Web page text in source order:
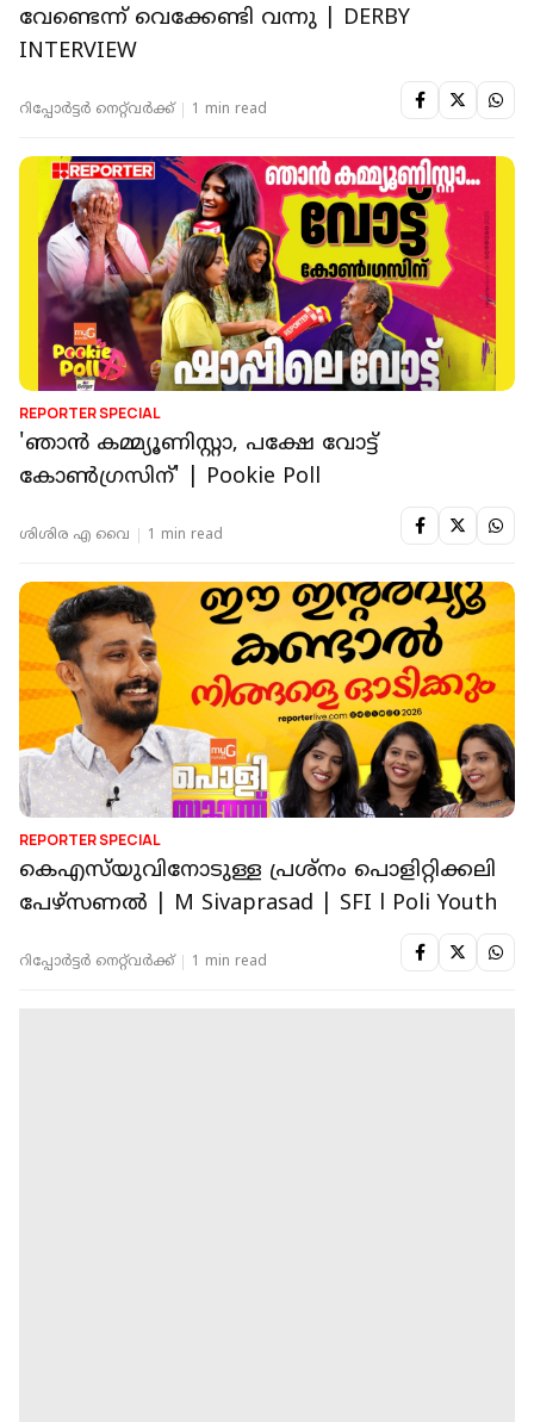
വേണ്ടെന്ന് വെക്കേണ്ടി വന്നു | DERBY
INTERVIEW
റിപ്പോർട്ടർ നെറ്റ്‌വര്‍ക്ക്‌ 1 min read
REPORTER SPECIAL
'ഞാൻ കമ്മ്യൂണിസ്റ്റാ, പക്ഷേ വോട്ട്
കോൺഗ്രസിന്' | Pookie Poll
ശിശിര എ വൈ 1 min read
REPORTER SPECIAL
കെഎസ്‌യുവിനോടുള്ള പ്രശ്നം പൊളിറ്റിക്കലി
പേഴ്സണൽ | M Sivaprasad | SFI l Poli Youth
റിപ്പോർട്ടർ നെറ്റ്‌വര്‍ക്ക്‌ 1 min read